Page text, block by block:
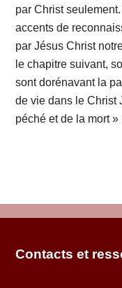
par Christ
accents de
par Jésus Christ
le chapitre suivant,
sont dorénavant la
de vie dans le Christ
péché et de la mort »
Contacts et